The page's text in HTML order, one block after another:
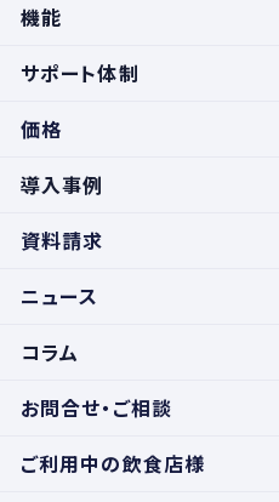
機能
サポート体制
価格
導入事例
資料請求
ニュース
コラム
お問合せ・ご相談
ご利用中の飲食店様